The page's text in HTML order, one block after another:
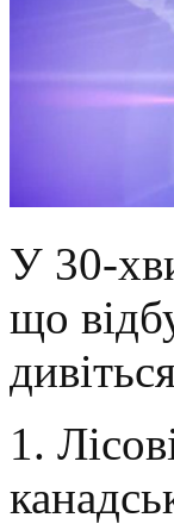
У 30-
що
1.